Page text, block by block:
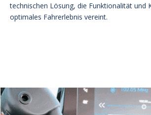
technischen Lösung, die Funktionalität und
optimales Fahrerlebnis vereint.